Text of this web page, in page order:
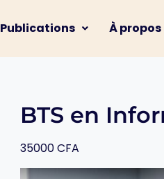
Publications À propos
BTS en
35000CFA